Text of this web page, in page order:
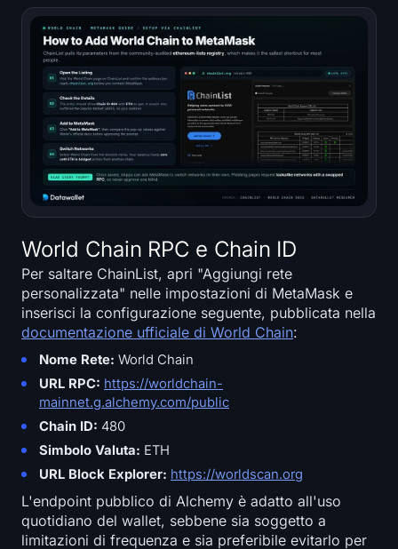
World Chain RPC e Chain ID
Per saltare ChainList, apri "Aggiungi rete
personalizzata" nelle impostazioni di MetaMask e
inserisci la configurazione seguente, pubblicata nella
documentazione ufficiale di World Chain:
Nome Rete: World Chain
URL RPC: https://worldchain-
mainnet.g.alchemy.com/public
Chain ID: 480
Simbolo Valuta: ETH
URL Block Explorer: https://worldscan.org
L'endpoint pubblico di Alchemy è adatto all'uso
quotidiano del wallet, sebbene sia soggetto a
limitazioni di frequenza e sia preferibile evitarlo per